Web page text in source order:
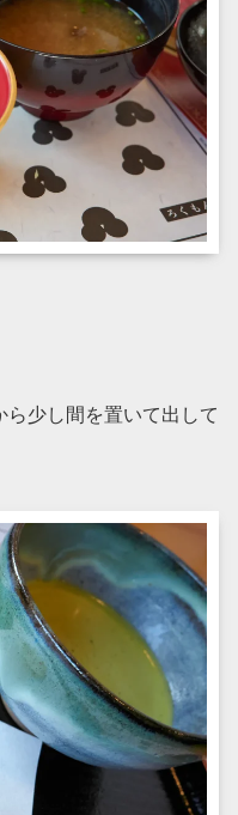
少し間を置いて出して